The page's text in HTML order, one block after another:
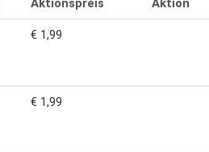
€ 1,99
€ 1,99